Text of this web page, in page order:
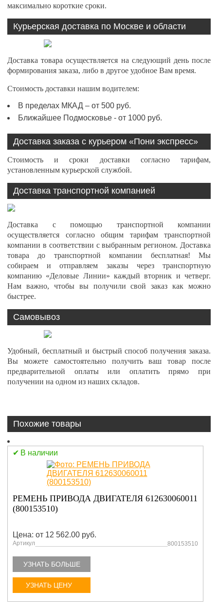
максимально короткие сроки.
Курьерская доставка по Москве и области
Доставка товара осуществляется на следующий день после
формирования заказа, либо в другое удобное Вам время.
Стоимость доставки нашим водителем:
В пределах МКАД – от 500 руб.
Ближайшее Подмосковье - от 1000 руб.
Доставка заказа с курьером «Пони экспресс»
Стоимость и сроки доставки согласно тарифам,
установленным курьерской службой.
Доставка транспортной компанией
Доставка с помощью транспортной компании
осуществляется согласно общим тарифам транспортной
компании в соответствии с выбранным регионом. Доставка
товара до транспортной компании бесплатная! Мы
собираем и отправляем заказы через транспортную
компанию «Деловые Линии» каждый вторник и четверг.
Нам важно, чтобы вы получили свой заказ как можно
быстрее.
Самовывоз
Удобный, бесплатный и быстрый способ получения заказа.
Вы можете самостоятельно получить ваш товар после
предварительной оплаты или оплатить прямо при
получении на одном из наших складов.
Похожие товары
В наличии
РЕМЕНЬ ПРИВОДА ДВИГАТЕЛЯ 612630060011
(800153510)
Цена: от 12 562.00 руб.
Артикул 800153510
УЗНАТЬ БОЛЬШЕ
УЗНАТЬ ЦЕНУ